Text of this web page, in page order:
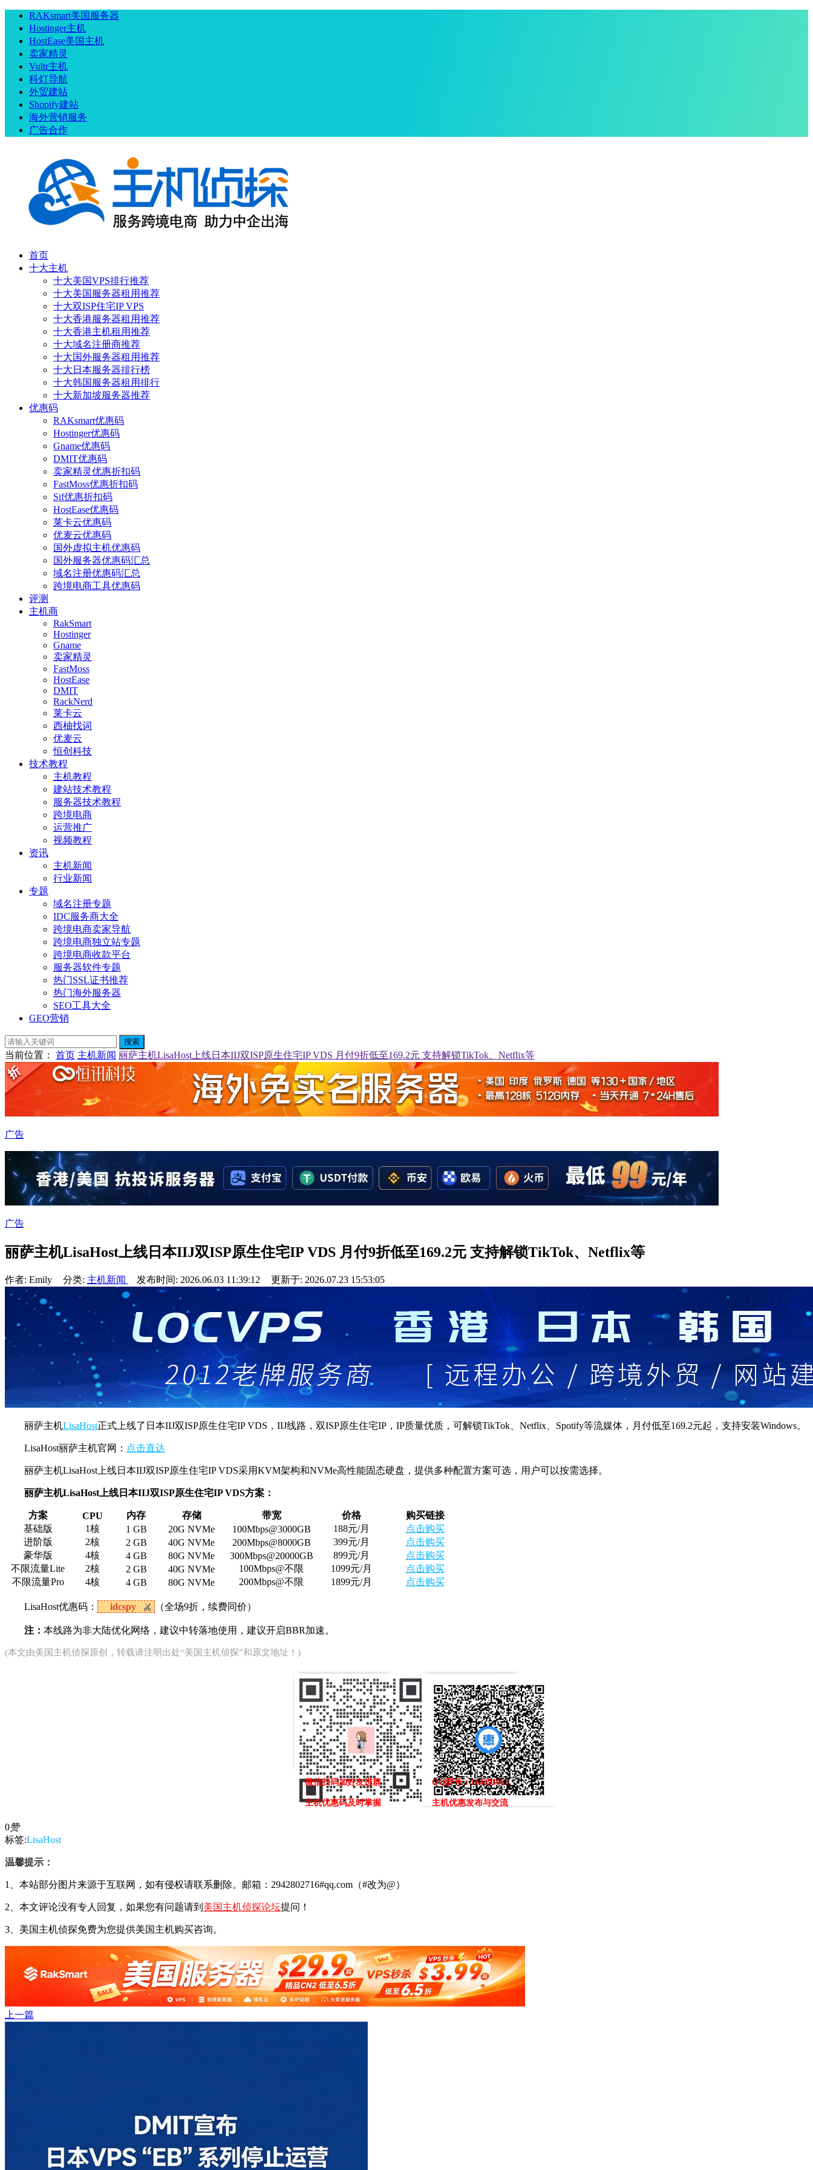
RAKsmart美国服务器
Hostinger主机
HostEase美国主机
卖家精灵
Vultr主机
科灯导航
外贸建站
Shopify建站
海外营销服务
广告合作
首页
十大主机
十大美国VPS排行推荐
十大美国服务器租用推荐
十大双ISP住宅IP VPS
十大香港服务器租用推荐
十大香港主机租用推荐
十大域名注册商推荐
十大国外服务器租用推荐
十大日本服务器排行榜
十大韩国服务器租用排行
十大新加坡服务器推荐
优惠码
RAKsmart优惠码
Hostinger优惠码
Gname优惠码
DMIT优惠码
卖家精灵优惠折扣码
FastMoss优惠折扣码
Sif优惠折扣码
HostEase优惠码
莱卡云优惠码
优麦云优惠码
国外虚拟主机优惠码
国外服务器优惠码汇总
域名注册优惠码汇总
跨境电商工具优惠码
评测
主机商
RakSmart
Hostinger
Gname
卖家精灵
FastMoss
HostEase
DMIT
RackNerd
莱卡云
西柚找词
优麦云
恒创科技
技术教程
主机教程
建站技术教程
服务器技术教程
跨境电商
运营推广
视频教程
资讯
主机新闻
行业新闻
专题
域名注册专题
IDC服务商大全
跨境电商卖家导航
跨境电商独立站专题
跨境电商收款平台
服务器软件专题
热门SSL证书推荐
热门海外服务器
SEO工具大全
GEO营销
搜索
当前位置 ： 首页 主机新闻 丽萨主机LisaHost上线日本IIJ双ISP原生住宅IP VDS 月付9折低至169.2元 支持解锁TikTok、Netflix等
广告
广告
丽萨主机LisaHost上线日本IIJ双ISP原生住宅IP VDS 月付9折低至169.2元 支持解锁TikTok、Netflix等
作者: Emily 分类: 主机新闻 发布时间: 2026.06.03 11:39:12 更新于: 2026.07.23 15:53:05
丽萨主机LisaHost正式上线了日本IIJ双ISP原生住宅IP VDS，IIJ线路，双ISP原生住宅IP，IP质量优质，可解锁TikTok、Netflix、Spotify等流媒体，月付低至169.2元起，支持安装Windows。
LisaHost丽萨主机官网： 点击直达
丽萨主机LisaHost上线日本IIJ双ISP原生住宅IP VDS采用KVM架构和NVMe高性能固态硬盘，提供多种配置方案可选，用户可以按需选择。
丽萨主机LisaHost上线日本IIJ双ISP原生住宅IP VDS方案：
方案 CPU 内存 存储 带宽 价格
购买链接
基础版
1核 1 GB 20G NVMe 100Mbps@3000GB 188元/月
点击购买
进阶版
2核 2 GB 40G NVMe 200Mbps@8000GB 399元/月
点击购买
豪华版
4核 4 GB 80G NVMe 300Mbps@20000GB 899元/月
点击购买
不限流量Lite
2核 2 GB 40G NVMe 100Mbps@不限 1099元/月
点击购买
不限流量Pro
4核 4 GB 80G NVMe 200Mbps@不限 1899元/月 点击购买
LisaHost优惠码： idcspy （全场9折，续费同价）
注： 本线路为非大陆优化网络，建议中转落地使用，建议开启BBR加速。
(本文由美国主机侦探原创，转载请注明出处“美国主机侦探”和原文地址！)
微信扫码加好友进群
主机优惠码及时掌握
QQ群号：164393063
主机优惠发布与交流
0赞
标签:LisaHost
温馨提示：
1、本站部分图片来源于互联网，如有侵权请联系删除。邮箱：2942802716#qq.com（#改为@）
2、本文评论没有专人回复，如果您有问题请到 美国主机侦探论坛提问！
3、美国主机侦探免费为您提供美国主机购买咨询。
上一篇